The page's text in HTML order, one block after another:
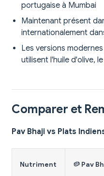
portugaise à Mumbai
Maintenant présent
internationalement
Les versions
utilisent l'huile d'olive,
Comparer et
Pav Bhaji vs Plats
Nutriment 🥔 Pav